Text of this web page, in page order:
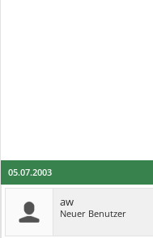
05.07.2003
aw
Neuer Benutzer